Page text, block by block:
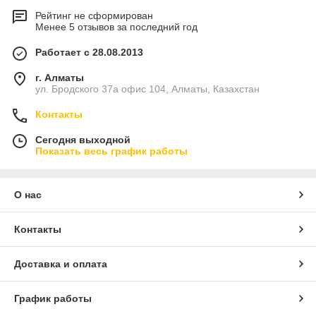
Рейтинг не сформирован
Менее 5 отзывов за последний год
Работает с 28.08.2013
г. Алматы
ул. Бродского 37а офис 104, Алматы, Казахстан
Контакты
Сегодня выходной
Показать весь график работы
О нас
Контакты
Доставка и оплата
График работы